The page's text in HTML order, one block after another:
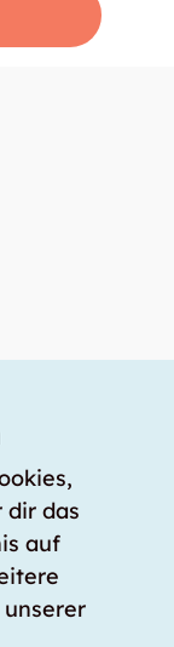
dir das
auf